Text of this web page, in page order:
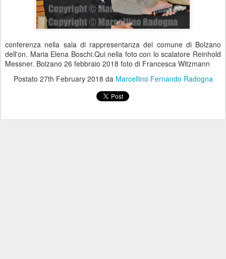
conferenza nella sala di rappresentanza del comune di Bolzano
dell'on. Maria Elena Boschi.Qui nella foto con lo scalatore Reinhold
Messner. Bolzano 26 febbraio 2018 foto di Francesca Witzmann
Postato 27th February 2018 da Marcellino Fernando Radogna